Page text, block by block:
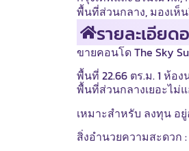
พื้นที่ส่วนกลาง, มองเห็
รายละเอียด
ขายคอนโด The Sky
พื้นที่ 22.66 ตร.ม. 1 ห้อ
พื้นที่ส่วนกลางเยอะไม่
เหมาะสำหรับ ลงทุน อ
สิ่งอำนวยความสะดวก